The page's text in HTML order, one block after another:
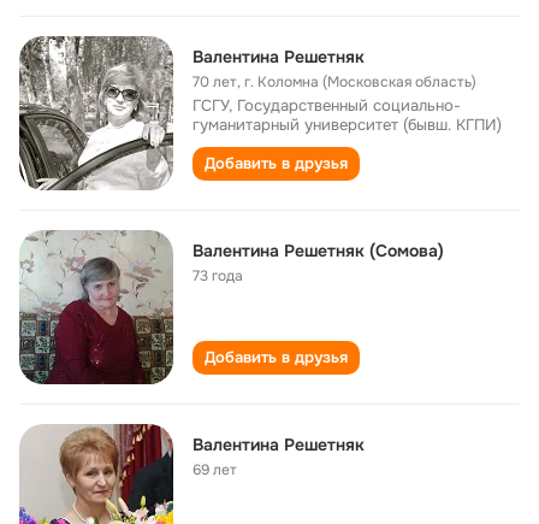
Валентина Решетняк
70 лет,г. Коломна (Московская область)
ГСГУ, Государственный социально-
гуманитарный университет (бывш. КГПИ)
Добавить в друзья
Валентина Решетняк (Сомова)
73 года
Добавить в друзья
Валентина Решетняк
69 лет